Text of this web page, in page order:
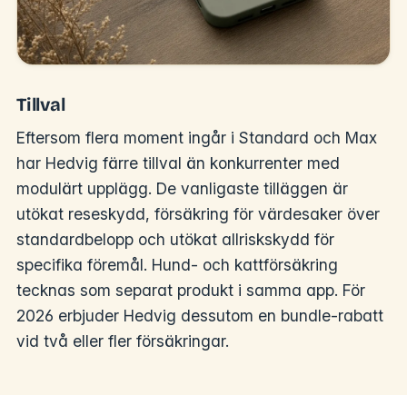
Tillval
Eftersom flera moment ingår i Standard och Max
har Hedvig färre tillval än konkurrenter med
modulärt upplägg. De vanligaste tilläggen är
utökat reseskydd, försäkring för värdesaker över
standardbelopp och utökat allriskskydd för
specifika föremål. Hund- och kattförsäkring
tecknas som separat produkt i samma app. För
2026 erbjuder Hedvig dessutom en bundle-rabatt
vid två eller fler försäkringar.